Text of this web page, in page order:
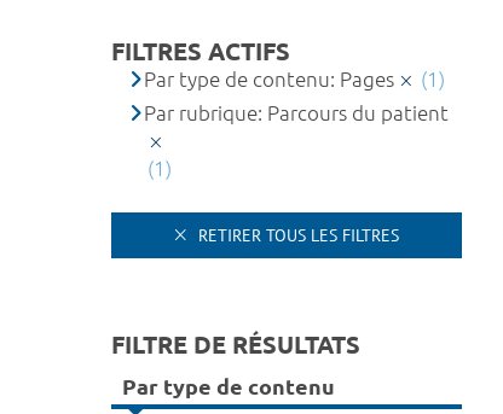
FILTRES ACTIFS
Par type de contenu: Pages
(1)
Par rubrique: Parcours du patient
(1)
RETIRER TOUS LES FILTRES
FILTRE DE RÉSULTATS
Par type de contenu